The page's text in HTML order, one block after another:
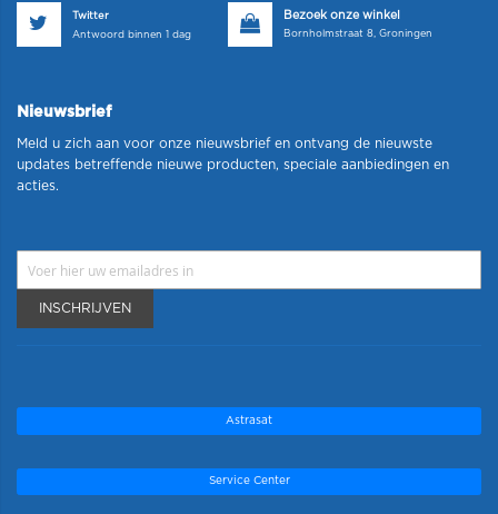
Twitter
Antwoord binnen 1 dag
Bezoek onze winkel
Bornholmstraat 8, Groningen
Nieuwsbrief
Meld u zich aan voor onze nieuwsbrief en ontvang de nieuwste
updates betreffende nieuwe producten, speciale aanbiedingen en
acties.
INSCHRIJVEN
Astrasat
Service Center